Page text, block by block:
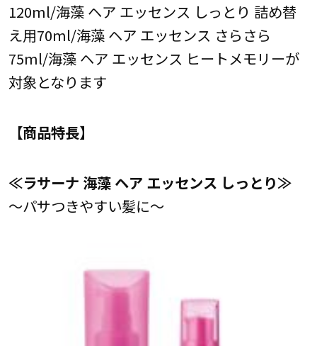
120ml/海藻 ヘア エッセンス しっとり 詰め替
え用70ml/海藻 ヘア エッセンス さらさら
75ml/海藻 ヘア エッセンス ヒートメモリーが
対象となります
【商品特長】
≪ラサーナ 海藻 ヘア エッセンス しっとり≫
～パサつきやすい髪に～